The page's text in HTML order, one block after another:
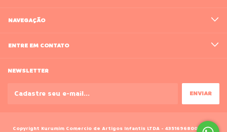
NAVEGAÇÃO
ENTRE EM CONTATO
NEWSLETTER
Copyright Kurumim Comercio de Artigos Infantis LTDA - 43516968000188 -